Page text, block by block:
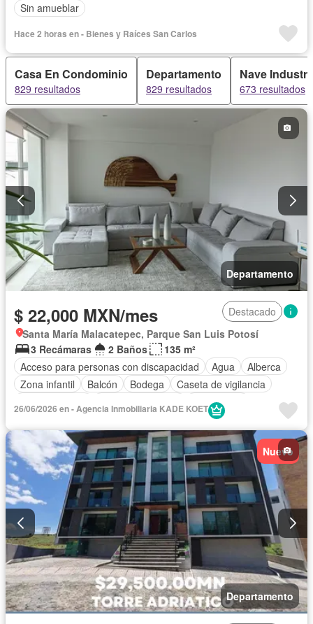
Sin amueblar
Hace 2 horas en - Bienes y Raíces San Carlos
Casa En Condominio
829 resultados
Departamento
829 resultados
Nave
673 resultados
Departamento
$ 22,000 MXN/mes
Destacado
Santa María Malacatepec, Parque San Luis Potosí
3 Recámaras
2 Baños
135 m²
Acceso para personas con discapacidad
Agua
Alberca
Zona infantil
Balcón Bodega
Caseta de vigilancia
Electricidad
Gas natural
Gimnasio
Internet
Despacho Sala polivalente
Seguridad
Vista panorámica
Wifi Completamente amueblado
26/06/2026 en - Agencia Inmobiliaria KADE KOET
Nuevo
Departamento